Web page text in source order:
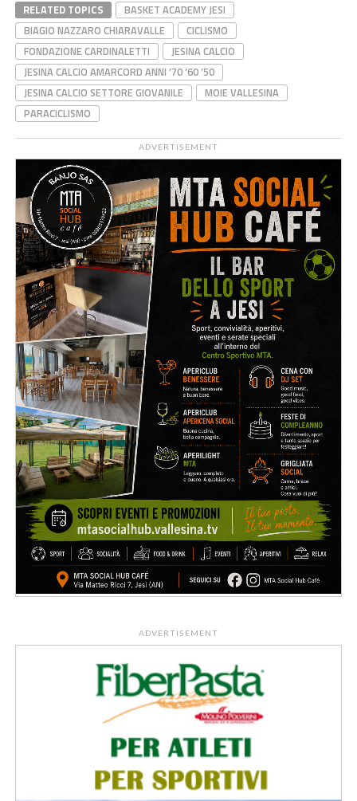
RELATED TOPICS
BASKET ACADEMY JESI
BIAGIO NAZZARO CHIARAVALLE
CICLISMO
FONDAZIONE CARDINALETTI
JESINA CALCIO
JESINA CALCIO AMARCORD ANNI ’70 ’60 ’50
JESINA CALCIO SETTORE GIOVANILE
MOIE VALLESINA
PARACICLISMO
ADVERTISEMENT
ADVERTISEMENT